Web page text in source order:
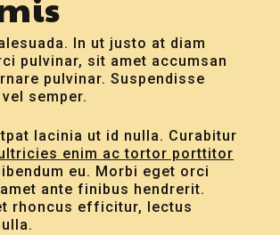
In ut justo at diam
pulvinar, sit amet accumsan
pulvinar. Suspendisse
semper.
lacinia ut id nulla. Curabitur
enim ac tortor porttitor
eu. Morbi eget orci
ante finibus hendrerit.
rhoncus efficitur, lectus